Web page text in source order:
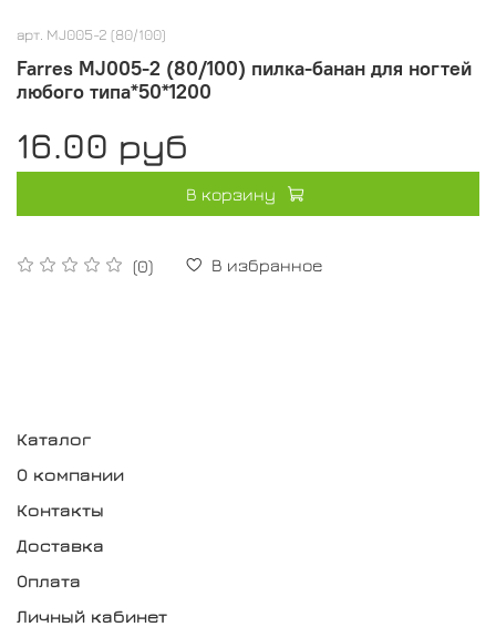
арт. MJ005-2 (80/100)
Farres MJ005-2 (80/100) пилка-банан для ногтей
любого типа*50*1200
(0) В избранное
16.00 руб
В корзину
Каталог
О компании
Контакты
Доставка
Оплата
Личный кабинет